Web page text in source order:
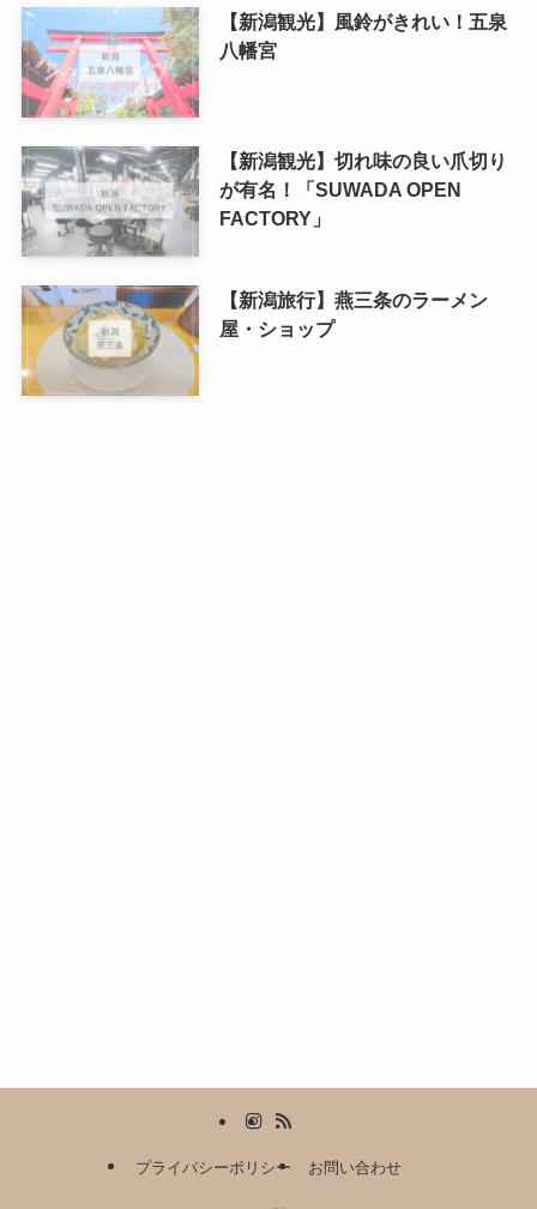
【新潟観光】風鈴がきれい！五泉
八幡宮
【新潟観光】切れ味の良い爪切り
が有名！「SUWADA OPEN
FACTORY」
【新潟旅行】燕三条のラーメン
屋・ショップ
プライバシーポリシー お問い合わせ